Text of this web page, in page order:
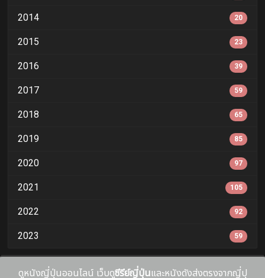
2014 20
2015 23
2016 39
2017 59
2018 65
2019 85
2020 97
2021 105
2022 92
2023 59
ดูหนังญี่ปุ่นออนไลน์ เว็บดูซีรีย์ญี่ปุ่นและหนังดังส่งตรงจากญี่ปุ